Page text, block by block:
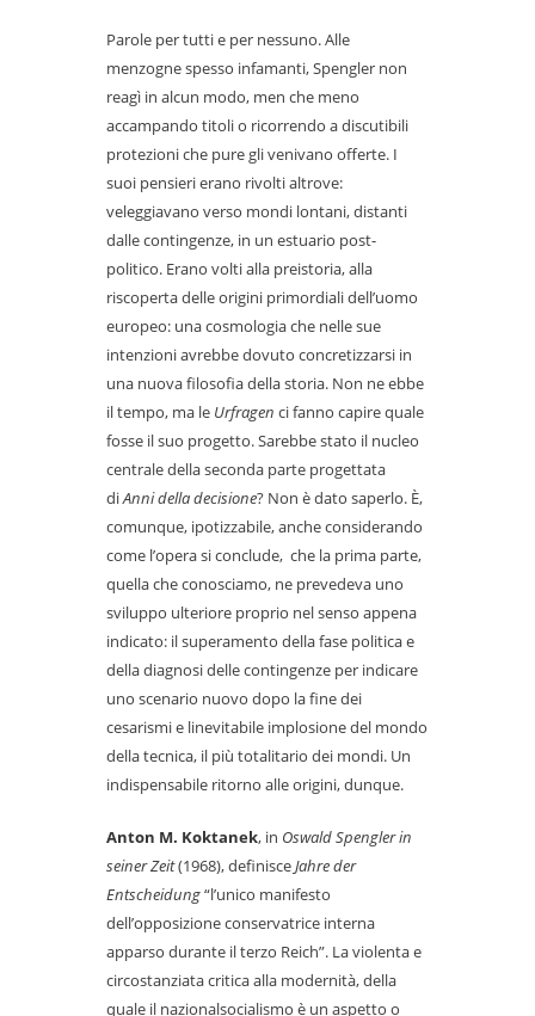
Parole per tutti e per nessuno. Alle
menzogne spesso infamanti, Spengler non
reagì in alcun modo, men che meno
accampando titoli o ricorrendo a discutibili
protezioni che pure gli venivano offerte. I
suoi pensieri erano rivolti altrove:
veleggiavano verso mondi lontani, distanti
dalle contingenze, in un estuario post-
politico. Erano volti alla preistoria, alla
riscoperta delle origini primordiali dell’uomo
europeo: una cosmologia che nelle sue
intenzioni avrebbe dovuto concretizzarsi in
una nuova filosofia della storia. Non ne ebbe
il tempo, ma le Urfragenci fanno capire quale
fosse il suo progetto. Sarebbe stato il nucleo
centrale della seconda parte progettata
diAnni della decisione? Non è dato saperlo. È,
comunque, ipotizzabile, anche considerando
come l’opera si conclude, che la prima parte,
quella che conosciamo, ne prevedeva uno
sviluppo ulteriore proprio nel senso appena
indicato: il superamento della fase politica e
della diagnosi delle contingenze per indicare
uno scenario nuovo dopo la fine dei
cesarismi e linevitabile implosione del mondo
della tecnica, il più totalitario dei mondi. Un
indispensabile ritorno alle origini, dunque.
Anton M. Koktanek, in Oswald Spengler in
seiner Zeit(1968), definisceJahre der
Entscheidung“l’unico manifesto
dell’opposizione conservatrice interna
apparso durante il terzo Reich”. La violenta e
circostanziata critica alla modernità, della
quale il nazionalsocialismo è un aspetto o